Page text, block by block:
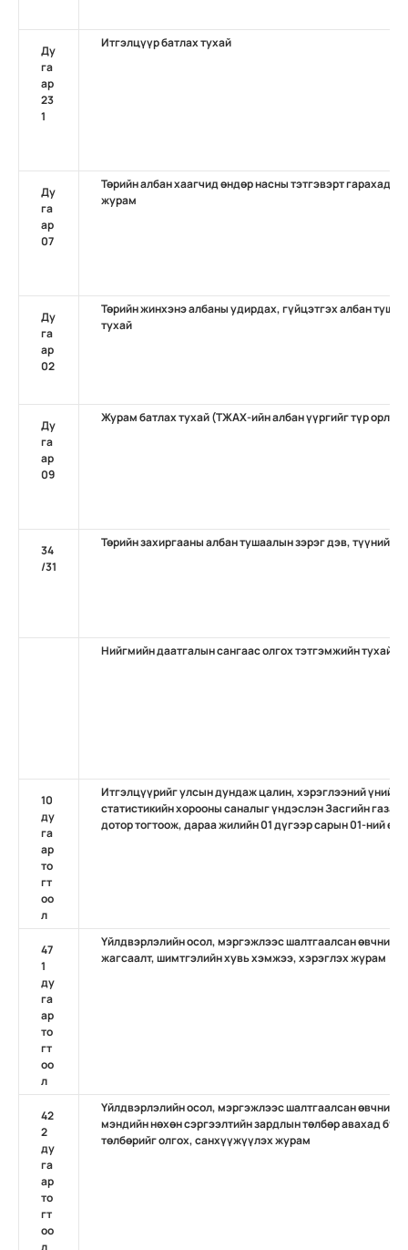
Ду
га
ар
23
1
Итгэлцүүр батлах тухай
Ду
га
ар
07
Төрийн албан хаагчид өндөр насны тэтгэвэрт гарахад
журам
Ду
га
ар
02
Төрийн жинхэнэ албаны удирдах, гүйцэтгэх албан
тухай
Ду
га
ар
09
Журам батлах тухай (ТЖАХ-ийн албан үүргийг түр
34
/31
Төрийн захиргааны албан тушаалын зэрэг дэв, түүний
Нийгмийн даатгалын сангаас олгох тэтгэмжийн тухай
10
ду
га
ар
то
гт
оо
л
Итгэлцүүрийг улсын дундаж цалин, хэрэглээний үнийн
статистикийн хорооны саналыг үндэслэн Засгийн
дотор тогтоож, дараа жилийн 01 дүгээр сарын 01-ний
47
1
ду
га
ар
то
гт
оо
л
Үйлдвэрлэлийн осол, мэргэжлээс шалтгаалсан өвчний
жагсаалт, шимтгэлийн хувь хэмжээ, хэрэглэх журам
42
2
ду
га
ар
то
гт
оо
л
Үйлдвэрлэлийн осол, мэргэжлээс шалтгаалсан өвчний
мэндийн нөхөн сэргээлтийн зардлын төлбөр авахад
төлбөрийг олгох, санхүүжүүлэх журам